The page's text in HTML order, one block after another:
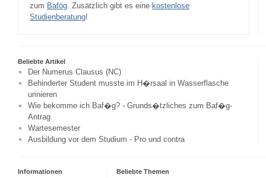
zum Bafög. Zusätzlich gibt es eine kostenlose
Studienberatung!
Beliebte Artikel
Der Numerus Clausus (NC)
Behinderter Student musste im H�rsaal in Wasserflasche
urinieren
Wie bekomme ich Baf�g? - Grunds�tzliches zum Baf�g-
Antrag
Wartesemester
Ausbildung vor dem Studium - Pro und contra
Informationen Beliebte Themen